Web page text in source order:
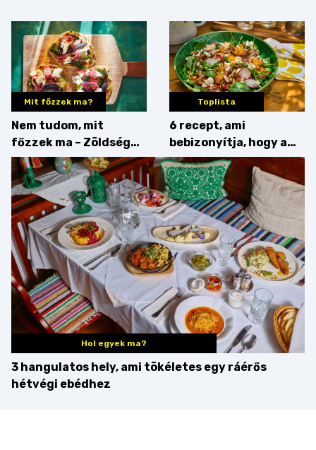
érdemes enni mellé?
Mit főzzek ma?
Nem tudom, mit
főzzek ma – Zöldség
minden mennyiségben
Toplista
6 recept, ami
bebizonyítja, hogy a
barack húsok mellé is
zseniális
Hol egyek ma?
3 hangulatos hely, ami tökéletes egy ráérős
hétvégi ebédhez